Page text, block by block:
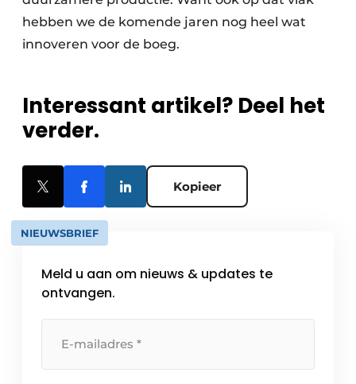
hebben we de komende jaren nog heel wat
innoveren voor de boeg.
Interessant artikel? Deel het
verder.
Kopieer
NIEUWSBRIEF
Meld u aan om nieuws & updates te
ontvangen.